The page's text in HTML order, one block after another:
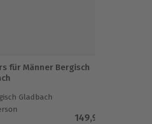
für Männer Bergisch
Gladbach
149,90 €